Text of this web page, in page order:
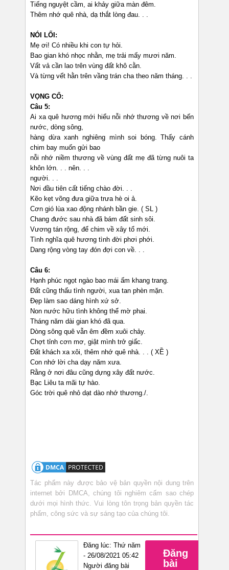
Tiếng nguyệt cầm, ai khảy giữa màn đêm.
Thêm nhớ quê nhà, dạ thắt lòng đau. . .
NÓI LỐI:
Mẹ ơi! Có nhiều khi con tự hỏi.
Bao gian khó nhọc nhằn, mẹ trải mấy mươi năm.
Vất vả cần lao trên vùng đất khô cằn.
Và từng vết hằn trên vầng trán cha theo năm tháng. . .
VỌNG CỔ:
Câu 5:
Ai xa quê hương mới hiểu nỗi nhớ thương về nơi bến
nước, dòng sông,
hàng dừa xanh nghiêng mình soi bóng. Thấy cánh
chim bay muốn gửi bao
nỗi nhớ niềm thương về vùng đất mẹ đã từng nuôi ta
khôn lớn. . . nên. . .
người. . .
Nơi đầu tiên cất tiếng chào đời. . .
Kẽo kẹt võng đưa giữa trưa hè oi ả.
Cơn gió lùa xao động nhánh bần gie. ( SL )
Chang đước sau nhà đã bám đất sinh sôi.
Vương tán rộng, để chim về xây tổ mới.
Tình nghĩa quê hương tình đời phơi phới.
Dang rộng vòng tay đón đợi con về. . .
Câu 6:
Hạnh phúc ngọt ngào bao mái ấm khang trang.
Đất cũng thấu tình người, xua tan phèn mặn.
Đẹp làm sao dáng hình xứ sở.
Non nước hữu tình không thể mờ phai.
Tháng năm dài gian khó đã qua.
Dòng sông quê vẫn êm đềm xuôi chảy.
Chợt tỉnh cơn mơ, giật mình trở giấc.
Đất khách xa xôi, thêm nhớ quê nhà. . . ( XỀ )
Con nhớ lời cha dạy năm xưa.
Rằng ở nơi đâu cũng dựng xây đất nước.
Bạc Liêu ta mãi tự hào.
Góc trời quê nhỏ dạt dào nhớ thương./.
Tác phẩm này được bảo vệ bản quyền nội dung trên
internet bởi DMCA, chúng tôi nghiêm cấm sao chép
dưới mọi hình thức. Vui lòng tôn trọng bản quyền tác
phẩm, công sức và sự sáng tạo của chúng tôi.
Đăng lúc: Thứ năm
- 26/08/2021 05:42
Người đăng bài
Đăng
bài